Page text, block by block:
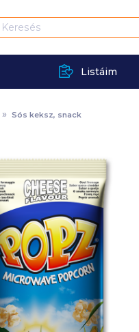
Listáim
Sós keksz, snack